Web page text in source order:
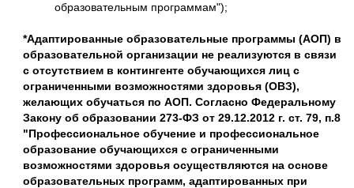
образовательным программам");
*Адаптированные образовательные программы (АОП) в
образовательной организации не реализуются в связи
с отсутствием в контингенте обучающихся лиц с
ограниченными возможностями здоровья (ОВЗ),
желающих обучаться по АОП. Согласно Федеральному
Закону об образовании 273-ФЗ от 29.12.2012 г. ст. 79, п.8
"Профессиональное обучение и профессиональное
образование обучающихся с ограниченными
возможностями здоровья осуществляются на основе
образовательных программ, адаптированных при